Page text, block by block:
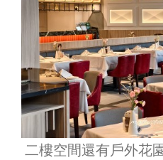
二樓空間還有戶外花